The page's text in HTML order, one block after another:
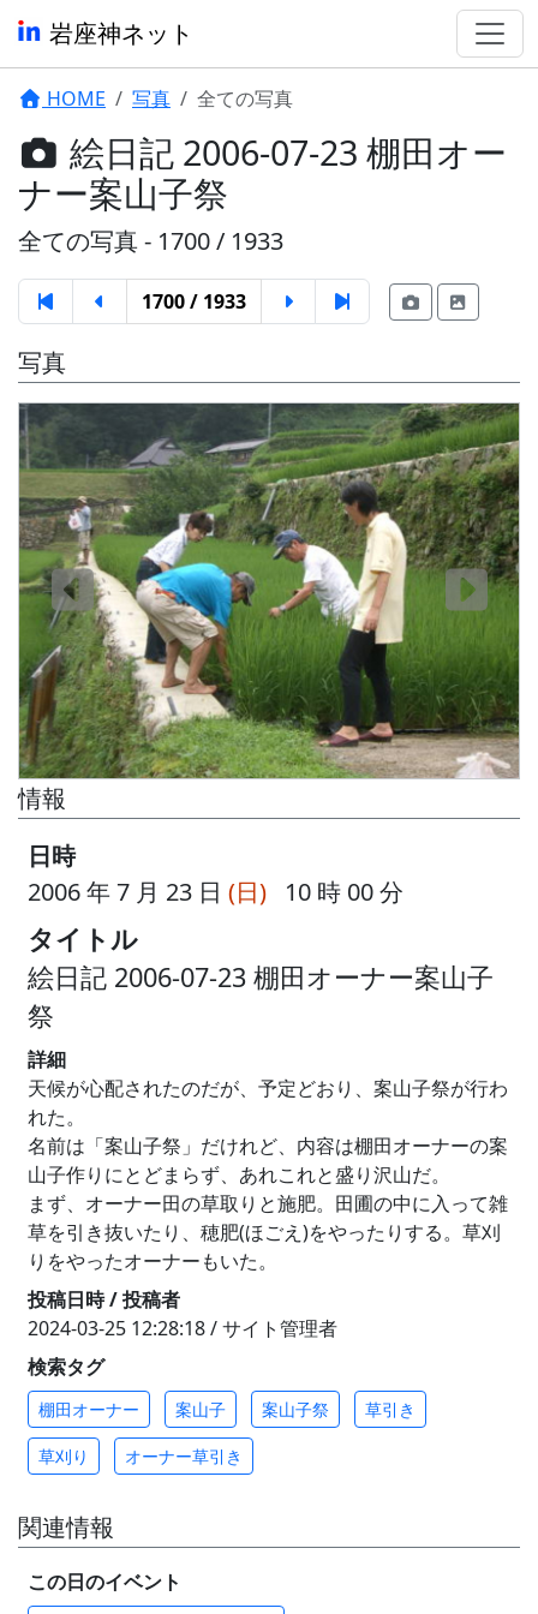
岩座神ネット
HOME 写真 全ての写真
絵日記 2006-07-23 棚田オー
ナー案山子祭
全ての写真 - 1700 / 1933
1700 / 1933
写真
情報
日時
2006 年 7 月 23 日 (日) 10 時 00 分
タイトル
絵日記 2006-07-23 棚田オーナー案山子
祭
詳細
天候が心配されたのだが、予定どおり、案山子祭が行わ
れた。
名前は「案山子祭」だけれど、内容は棚田オーナーの案
山子作りにとどまらず、あれこれと盛り沢山だ。
まず、オーナー田の草取りと施肥。田圃の中に入って雑
草を引き抜いたり、穂肥(ほごえ)をやったりする。草刈
りをやったオーナーもいた。
投稿日時 / 投稿者
2024-03-25 12:28:18 / サイト管理者
検索タグ
棚田オーナー 案山子 案山子祭 草引き
草刈り オーナー草引き
関連情報
この日のイベント